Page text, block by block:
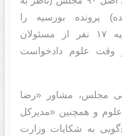
پرونده بورسیه را
رسیدگی کرده و علیه ١٧ نفر از مسئولان
وقت علوم دادخواست
مجلس، مشاور «رضا
و همچنین «مدیرکل
به شکایات وزارت